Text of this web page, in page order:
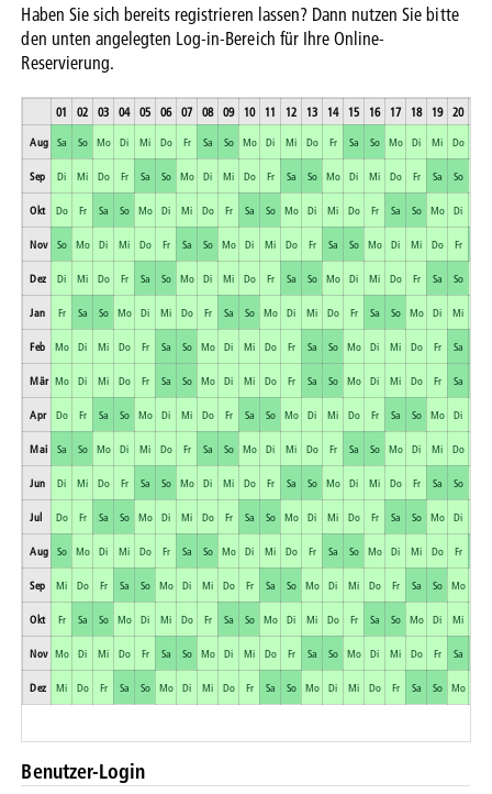
Haben Sie sich bereits registrieren lassen? Dann nutzen Sie bitte
den unten angelegten Log-in-Bereich für Ihre Online-
Reservierung.
01 02 03 04 05 06 07 08 09 10 11 12 13 14 15 16 17 18 19 20
Aug Sa So Mo Di Mi Do Fr Sa So Mo Di Mi Do Fr Sa So Mo Di Mi Do
Sep Di Mi Do Fr Sa So Mo Di Mi Do Fr Sa So Mo Di Mi Do Fr Sa So
Okt Do Fr Sa So Mo Di Mi Do Fr Sa So Mo Di Mi Do Fr Sa So Mo Di
Nov So Mo Di Mi Do Fr Sa So Mo Di Mi Do Fr Sa So Mo Di Mi Do Fr
Dez Di Mi Do Fr Sa So Mo Di Mi Do Fr Sa So Mo Di Mi Do Fr Sa So
Jan Fr Sa So Mo Di Mi Do Fr Sa So Mo Di Mi Do Fr Sa So Mo Di Mi
Feb Mo Di Mi Do Fr Sa So Mo Di Mi Do Fr Sa So Mo Di Mi Do Fr Sa
Mär Mo Di Mi Do Fr Sa So Mo Di Mi Do Fr Sa So Mo Di Mi Do Fr Sa
Apr Do Fr Sa So Mo Di Mi Do Fr Sa So Mo Di Mi Do Fr Sa So Mo Di
Mai Sa So Mo Di Mi Do Fr Sa So Mo Di Mi Do Fr Sa So Mo Di Mi Do
Jun Di Mi Do Fr Sa So Mo Di Mi Do Fr Sa So Mo Di Mi Do Fr Sa So
Jul Do Fr Sa So Mo Di Mi Do Fr Sa So Mo Di Mi Do Fr Sa So Mo Di
Aug So Mo Di Mi Do Fr Sa So Mo Di Mi Do Fr Sa So Mo Di Mi Do Fr
Sep Mi Do Fr Sa So Mo Di Mi Do Fr Sa So Mo Di Mi Do Fr Sa So Mo
Okt Fr Sa So Mo Di Mi Do Fr Sa So Mo Di Mi Do Fr Sa So Mo Di Mi
Nov Mo Di Mi Do Fr Sa So Mo Di Mi Do Fr Sa So Mo Di Mi Do Fr Sa
Dez Mi Do Fr Sa So Mo Di Mi Do Fr Sa So Mo Di Mi Do Fr Sa So Mo
Benutzer-Login